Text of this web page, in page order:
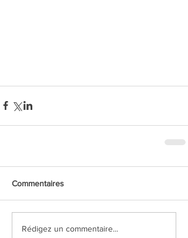
Commentaires
Rédigez un commentaire...